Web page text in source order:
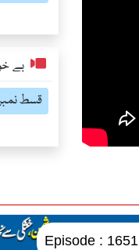
بے
قسط نمبر :
Episode : 1651